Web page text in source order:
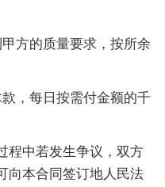
方的质量要求，按所余
，每日按需付金额的千
程中若发生争议，双方
向本合同签订地人民法